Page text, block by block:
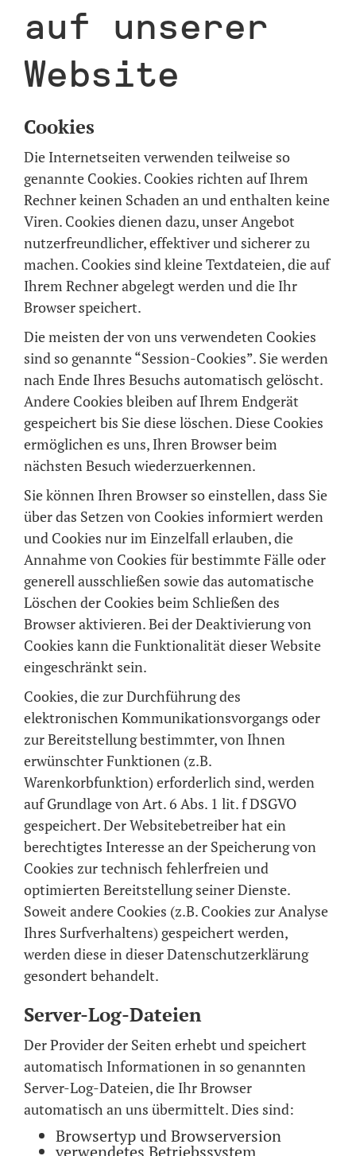
auf unserer
Website
Cookies
Die Internetseiten verwenden teilweise so
genannte Cookies. Cookies richten auf Ihrem
Rechner keinen Schaden an und enthalten keine
Viren. Cookies dienen dazu, unser Angebot
nutzerfreundlicher, effektiver und sicherer zu
machen. Cookies sind kleine Textdateien, die auf
Ihrem Rechner abgelegt werden und die Ihr
Browser speichert.
Die meisten der von uns verwendeten Cookies
sind so genannte “Session-Cookies”. Sie werden
nach Ende Ihres Besuchs automatisch gelöscht.
Andere Cookies bleiben auf Ihrem Endgerät
gespeichert bis Sie diese löschen. Diese Cookies
ermöglichen es uns, Ihren Browser beim
nächsten Besuch wiederzuerkennen.
Sie können Ihren Browser so einstellen, dass Sie
über das Setzen von Cookies informiert werden
und Cookies nur im Einzelfall erlauben, die
Annahme von Cookies für bestimmte Fälle oder
generell ausschließen sowie das automatische
Löschen der Cookies beim Schließen des
Browser aktivieren. Bei der Deaktivierung von
Cookies kann die Funktionalität dieser Website
eingeschränkt sein.
Cookies, die zur Durchführung des
elektronischen Kommunikationsvorgangs oder
zur Bereitstellung bestimmter, von Ihnen
erwünschter Funktionen (z.B.
Warenkorbfunktion) erforderlich sind, werden
auf Grundlage von Art. 6 Abs. 1 lit. f DSGVO
gespeichert. Der Websitebetreiber hat ein
berechtigtes Interesse an der Speicherung von
Cookies zur technisch fehlerfreien und
optimierten Bereitstellung seiner Dienste.
Soweit andere Cookies (z.B. Cookies zur Analyse
Ihres Surfverhaltens) gespeichert werden,
werden diese in dieser Datenschutzerklärung
gesondert behandelt.
Server-Log-Dateien
Der Provider der Seiten erhebt und speichert
automatisch Informationen in so genannten
Server-Log-Dateien, die Ihr Browser
automatisch an uns übermittelt. Dies sind:
Browsertyp und Browserversion
verwendetes Betriebssystem